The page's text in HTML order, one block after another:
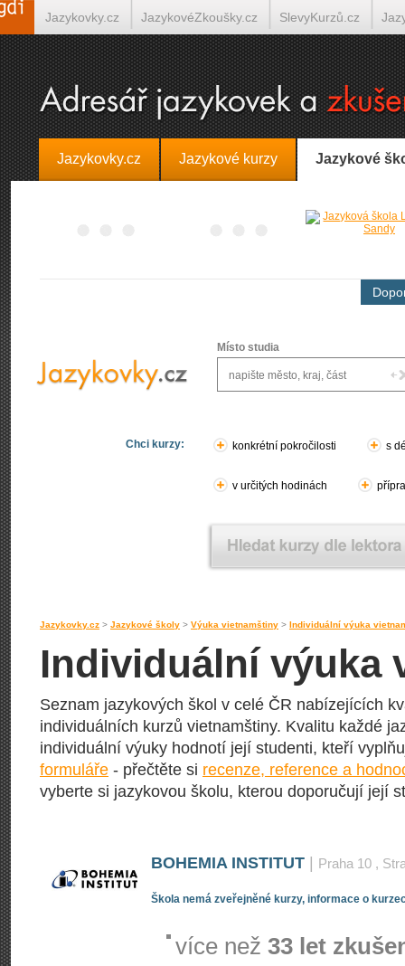
Jazykovky.cz Jazykové kurzy Jazykové
Místo studia
Chci kurzy: konkrétní pokročilosti s
v určitých hodinách
Jazykovky.cz > Jazykové školy > Výuka vietnamštiny > Individuální výuka
Individuální výuka
Seznam jazykových škol v celé ČR nabízejících
individuálních kurzů vietnamštiny. Kvalitu každé
individuální výuky hodnotí její studenti, kteří
formuláře - přečtěte si recenze, reference a
vyberte si jazykovou školu, kterou doporučují její
BOHEMIA INSTITUT Praha 10 ,
Škola nemá zveřejněné kurzy, informace o
více než 33 let
Jazykovky.cz JazykovéZkoušky.cz SlevyKurzů.cz
Španělština on-line Italština on-line Tlumočení-